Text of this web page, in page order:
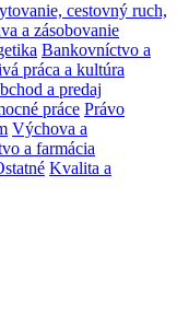
cestovný ruch,
a zásobovanie
Bankovníctvo a
práca a kultúra
a predaj
práce Právo
Výchova a
a farmácia
Kvalita a